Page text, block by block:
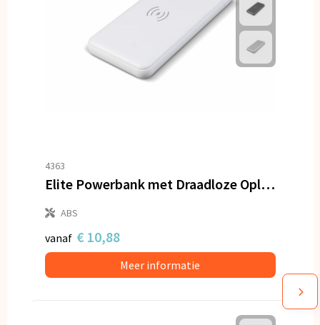
4363
Elite Powerbank met Draadloze Oplader 8000mAh
ABS
vanaf € 10,88
Meer informatie